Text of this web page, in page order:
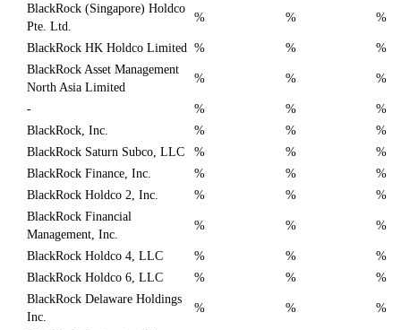
BlackRock (Singapore) Holdco
Pte. Ltd.
% % %
BlackRock HK Holdco Limited % %
%
BlackRock Asset Management
North Asia Limited
% % %
- % %
%
BlackRock, Inc.
% %
%
BlackRock Saturn Subco, LLC
% %
%
BlackRock Finance, Inc.
% %
%
BlackRock Holdco 2, Inc.
% %
%
BlackRock Financial
Management, Inc.
% % %
BlackRock Holdco 4, LLC % %
%
BlackRock Holdco 6, LLC
% %
%
BlackRock Delaware Holdings
Inc.
% % %